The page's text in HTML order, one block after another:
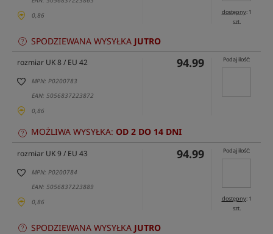
0,86
dostępny: 1
szt.
SPODZIEWANA WYSYŁKA JUTRO
rozmiar UK 8 / EU 42
MPN: P0200783
EAN: 5056837223872
0,86
94.99 Podaj ilość:
MOŻLIWA WYSYŁKA: OD 2 DO 14 DNI
rozmiar UK 9 / EU 43
MPN: P0200784
EAN: 5056837223889
0,86
94.99 Podaj ilość:
dostępny: 1
szt.
SPODZIEWANA WYSYŁKA JUTRO